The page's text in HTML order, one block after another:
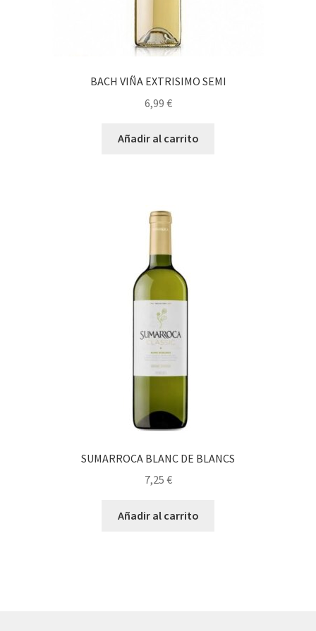
BACH VIÑA EXTRISIMO SEMI
6,99 €
Añadir al carrito
SUMARROCA BLANC DE BLANCS
7,25 €
Añadir al carrito